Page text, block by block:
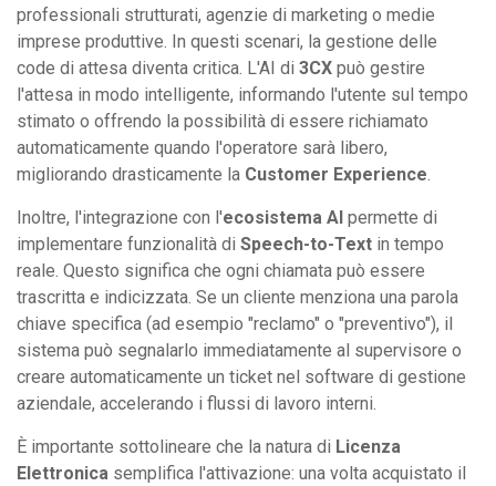
professionali strutturati, agenzie di marketing o medie
imprese produttive. In questi scenari, la gestione delle
code di attesa diventa critica. L'AI di 3CX può gestire
l'attesa in modo intelligente, informando l'utente sul tempo
stimato o offrendo la possibilità di essere richiamato
automaticamente quando l'operatore sarà libero,
migliorando drasticamente la Customer Experience.
Inoltre, l'integrazione con l'ecosistema AI permette di
implementare funzionalità di Speech-to-Text in tempo
reale. Questo significa che ogni chiamata può essere
trascritta e indicizzata. Se un cliente menziona una parola
chiave specifica (ad esempio "reclamo" o "preventivo"), il
sistema può segnalarlo immediatamente al supervisore o
creare automaticamente un ticket nel software di gestione
aziendale, accelerando i flussi di lavoro interni.
È importante sottolineare che la natura di Licenza
Elettronica semplifica l'attivazione: una volta acquistato il